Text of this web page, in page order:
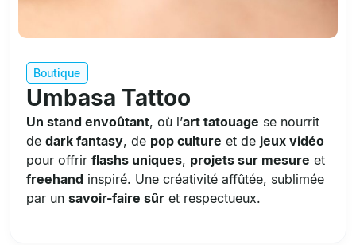
Boutique
Umbasa Tattoo
Un stand envoûtant, où l’art tatouage se nourrit
de dark fantasy, de pop culture et de jeux vidéo
pour offrir flashs uniques, projets sur mesure et
freehand inspiré. Une créativité affûtée, sublimée
par un savoir-faire sûr et respectueux.